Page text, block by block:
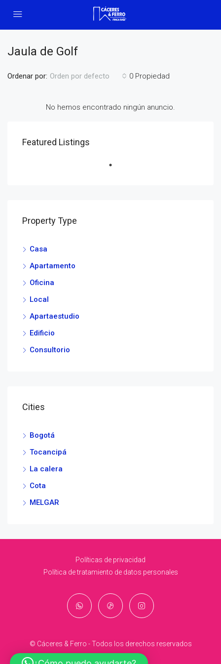
Jaula de Golf
0 Propiedad
Ordenar por: Orden por defecto
No hemos encontrado ningún anuncio.
Featured Listings
Property Type
Casa
Apartamento
Oficina
Local
Apartaestudio
Edificio
Consultorio
Cities
Bogotá
Tocancipá
La calera
Cota
MELGAR
Políticas de privacidad
Política de tratamiento de datos personales
© Cáceres & Ferro - Todos los derechos reservados